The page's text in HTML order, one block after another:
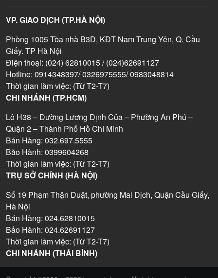
VP. GIAO DỊCH (TP.HÀ NỘI)
Phòng 1005 Tòa nhà B3D, KĐT Nam Trung Yên, Q. Cầu
Giấy. TP Hà Nội
Điện thoại: (024) 62810015 / (024)62691127
Hotline: 0914348397/ 0326975555/ 0983048814
Thời gian làm việc: (Từ T2-T7)
CHI NHÁNH (TP.HCM)
Lô H38 – Đường Lương Định Của – Phường An Phú –
Quận 2 – Thành Phố Hồ Chí Minh
Bán Hàng: 032.697.5555
Bảo Hành: 0399604268
Thời gian làm việc: (Từ T2-T7)
TRỤ SỞ CHÍNH (HÀ NỘI)
Số 19 Phạm Thận Duật, phường Mai Dịch, Quận Cầu Giấy,
Hà Nội
Bán Hàng: 024.62810015
Bảo Hành: 024.62691127
Thời gian làm việc: (Từ T2-T7)
CHI NHÁNH (THÁI BÌNH)